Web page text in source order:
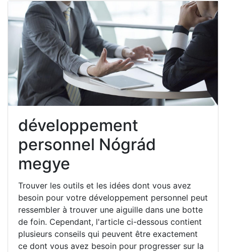
développement
personnel Nógrád
megye
Trouver les outils et les idées dont vous avez
besoin pour votre développement personnel peut
ressembler à trouver une aiguille dans une botte
de foin. Cependant, l'article ci-dessous contient
plusieurs conseils qui peuvent être exactement
ce dont vous avez besoin pour progresser sur la